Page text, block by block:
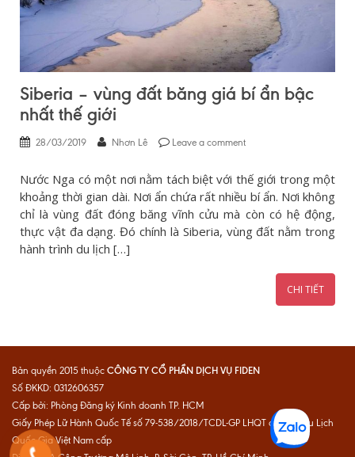
Siberia – vùng đất băng giá bí ẩn bậc
nhất thế giới
28/03/2019 Nhơn Lê Leave a comment
Nước Nga có một nơi nằm tách biệt với thế giới trong một
khoảng thời gian dài. Nơi ẩn chứa rất nhiều bí ẩn. Nơi không
chỉ là vùng đất đóng băng vĩnh cửu mà còn có hệ động,
thực vật đa dạng. Đó chính là Siberia, vùng đất nằm trong
hành trình du lịch […]
CHI TIẾT
Bản quyền 2015 thuộc CÔNG TY CỔ PHẦN DỊCH VỤ FIDEN
Số ĐKKD: 0312606357
Cấp bởi: Phòng Đăng ký Kinh doanh TP. HCM
Giấy Phép Lữ Hành Quốc Tế số 79-538/2018/TCDL-GP LHQT do Cục Du Lịch
Quốc Gia Việt Nam cấp